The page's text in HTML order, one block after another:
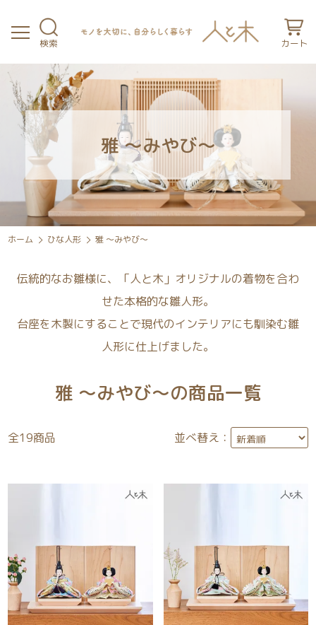
検索 カート
雅 ～みやび～
ホーム ひな人形 雅 ～みやび～
伝統的なお雛様に、「人と木」オリジナルの着物を合わ
せた本格的な雛人形。
台座を木製にすることで現代のインテリアにも馴染む雛
人形に仕上げました。
雅 ～みやび～の商品一覧
全19商品 並べ替え：